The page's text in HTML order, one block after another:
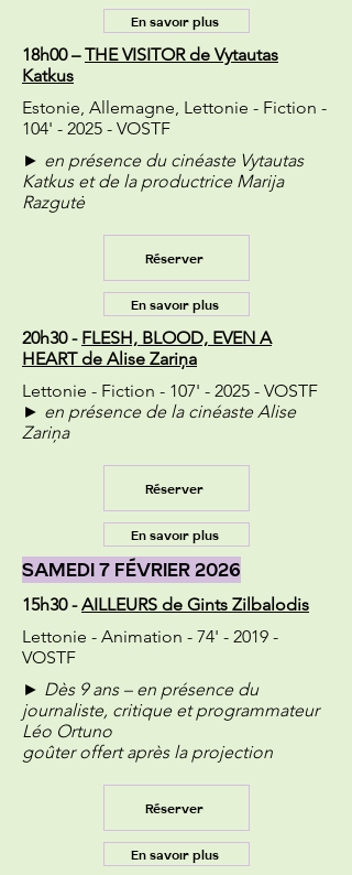
En savoir plus
18h00 –THE VISITOR de Vytautas
Katkus
Estonie, Allemagne, Lettonie - Fiction -
104' - 2025 - VOSTF
► en présence du cinéaste Vytautas
Katkus et de la productrice Marija
Razgutė
Réserver
En savoir plus
20h30 - FLESH, BLOOD, EVEN A
HEART de Alise Zariņa
Lettonie - Fiction - 107' - 2025 - VOSTF
► en présence de la cinéaste Alise
Zariņa
Réserver
En savoir plus
SAMEDI 7 FÉVRIER 2026
15h30 -AILLEURS de Gints Zilbalodis
Lettonie - Animation - 74' - 2019 -
VOSTF
► Dès 9 ans – en présence du
journaliste, critique et programmateur
Léo Ortuno
goûter offert après la projection
Réserver
En savoir plus